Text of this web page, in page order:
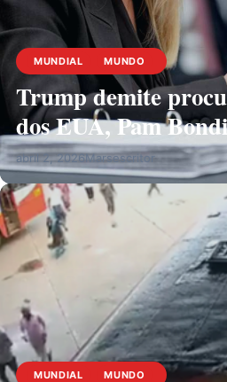
MUNDIAL MUNDO
Trump demite
dos EUA, Pam Bondi
abril 2, 2026Marsescritor
MUNDIAL MUNDO